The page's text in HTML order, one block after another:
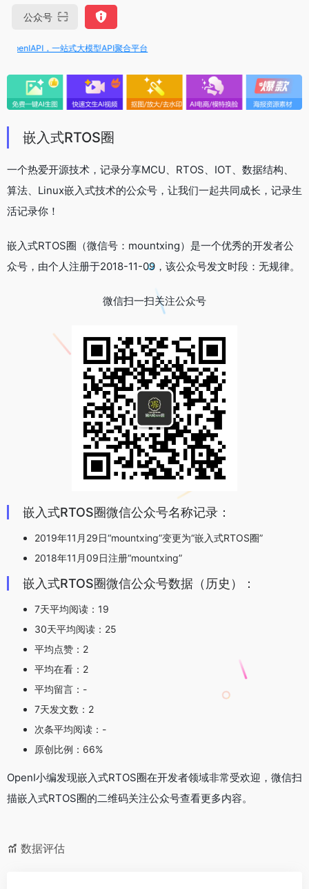
公众号
，一站式大模型API聚合平台
嵌入式RTOS圈
一个热爱开源技术，记录分享MCU、RTOS、IOT、数据结构、
算法、Linux嵌入式技术的公众号，让我们一起共同成长，记录生
活记录你！
嵌入式RTOS圈（微信号：mountxing）是一个优秀的开发者公
众号，由个人注册于2018-11-09，该公众号发文时段：无规律。
微信扫一扫关注公众号
嵌入式RTOS圈微信公众号名称记录：
2019年11月29日“mountxing”变更为“嵌入式RTOS圈”
2018年11月09日注册“mountxing”
嵌入式RTOS圈微信公众号数据（历史）：
7天平均阅读：19
30天平均阅读：25
平均点赞：2
平均在看：2
平均留言：-
7天发文数：2
次条平均阅读：-
原创比例：66%
OpenI小编发现嵌入式RTOS圈在开发者领域非常受欢迎，微信扫
描嵌入式RTOS圈的二维码关注公众号查看更多内容。
数据评估